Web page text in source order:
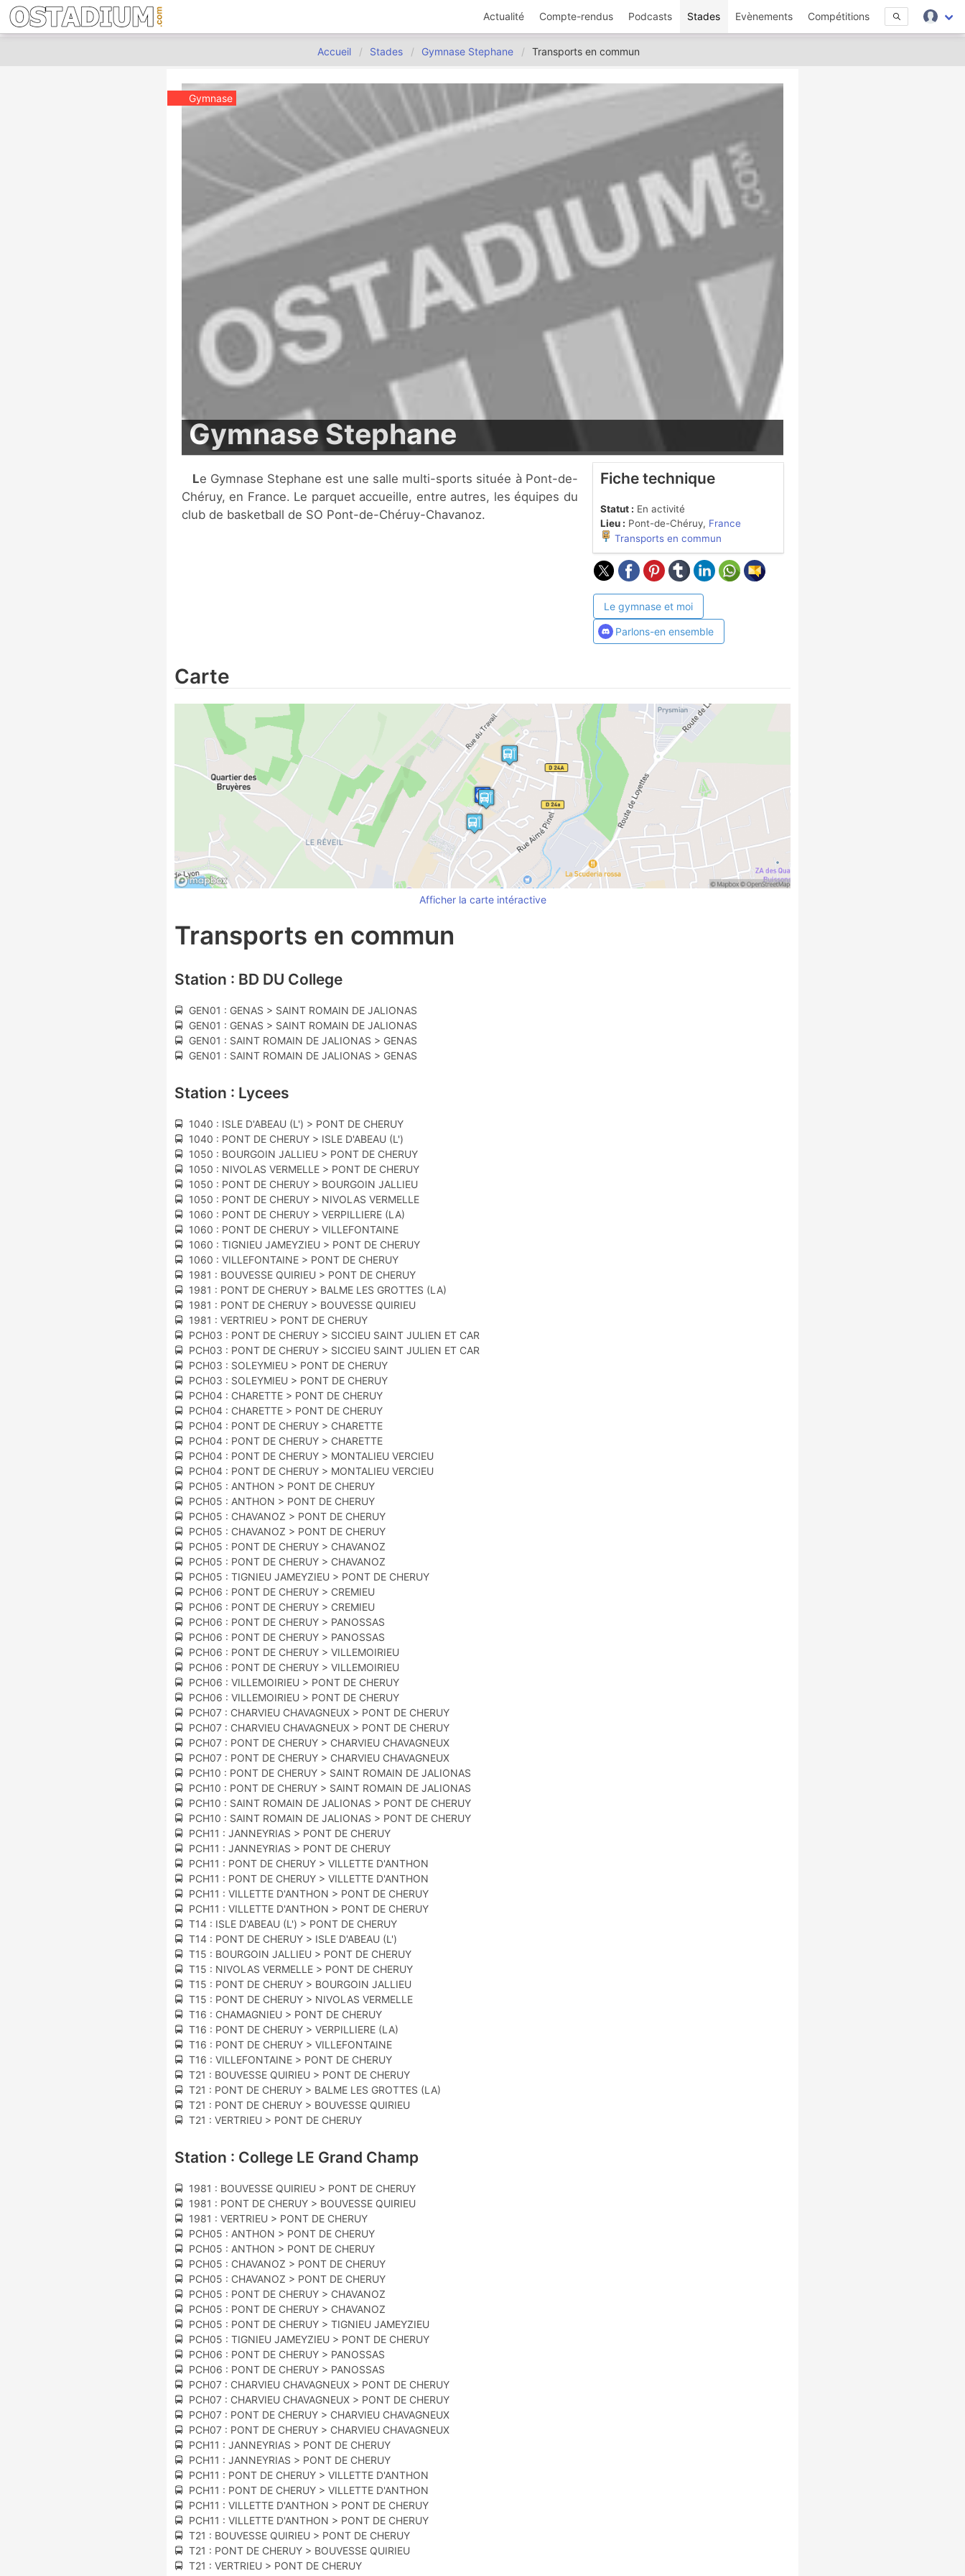
Actualité Compte-rendus Podcasts Stades Evènements Compétitions
Accueil Stades Gymnase Stephane Transports en commun
Gymnase
Gymnase Stephane
Le Gymnase Stephane est une salle multi-sports située à Pont-de-
Chéruy, en France. Le parquet accueille, entre autres, les équipes du
club de basketball de SO Pont-de-Chéruy-Chavanoz.
Fiche technique
Statut : En activité
Lieu : Pont-de-Chéruy, France
Transports en commun
Le gymnase et moi
Parlons-en ensemble
Carte
Afficher la carte intéractive
Transports en commun
Station : BD DU College
🚍 GEN01 : GENAS > SAINT ROMAIN DE JALIONAS
🚍 GEN01 : GENAS > SAINT ROMAIN DE JALIONAS
🚍 GEN01 : SAINT ROMAIN DE JALIONAS > GENAS
🚍 GEN01 : SAINT ROMAIN DE JALIONAS > GENAS
Station : Lycees
🚍 1040 : ISLE D'ABEAU (L') > PONT DE CHERUY
🚍 1040 : PONT DE CHERUY > ISLE D'ABEAU (L')
🚍 1050 : BOURGOIN JALLIEU > PONT DE CHERUY
🚍 1050 : NIVOLAS VERMELLE > PONT DE CHERUY
🚍 1050 : PONT DE CHERUY > BOURGOIN JALLIEU
🚍 1050 : PONT DE CHERUY > NIVOLAS VERMELLE
🚍 1060 : PONT DE CHERUY > VERPILLIERE (LA)
🚍 1060 : PONT DE CHERUY > VILLEFONTAINE
🚍 1060 : TIGNIEU JAMEYZIEU > PONT DE CHERUY
🚍 1060 : VILLEFONTAINE > PONT DE CHERUY
🚍 1981 : BOUVESSE QUIRIEU > PONT DE CHERUY
🚍 1981 : PONT DE CHERUY > BALME LES GROTTES (LA)
🚍 1981 : PONT DE CHERUY > BOUVESSE QUIRIEU
🚍 1981 : VERTRIEU > PONT DE CHERUY
🚍 PCH03 : PONT DE CHERUY > SICCIEU SAINT JULIEN ET CAR
🚍 PCH03 : PONT DE CHERUY > SICCIEU SAINT JULIEN ET CAR
🚍 PCH03 : SOLEYMIEU > PONT DE CHERUY
🚍 PCH03 : SOLEYMIEU > PONT DE CHERUY
🚍 PCH04 : CHARETTE > PONT DE CHERUY
🚍 PCH04 : CHARETTE > PONT DE CHERUY
🚍 PCH04 : PONT DE CHERUY > CHARETTE
🚍 PCH04 : PONT DE CHERUY > CHARETTE
🚍 PCH04 : PONT DE CHERUY > MONTALIEU VERCIEU
🚍 PCH04 : PONT DE CHERUY > MONTALIEU VERCIEU
🚍 PCH05 : ANTHON > PONT DE CHERUY
🚍 PCH05 : ANTHON > PONT DE CHERUY
🚍 PCH05 : CHAVANOZ > PONT DE CHERUY
🚍 PCH05 : CHAVANOZ > PONT DE CHERUY
🚍 PCH05 : PONT DE CHERUY > CHAVANOZ
🚍 PCH05 : PONT DE CHERUY > CHAVANOZ
🚍 PCH05 : TIGNIEU JAMEYZIEU > PONT DE CHERUY
🚍 PCH06 : PONT DE CHERUY > CREMIEU
🚍 PCH06 : PONT DE CHERUY > CREMIEU
🚍 PCH06 : PONT DE CHERUY > PANOSSAS
🚍 PCH06 : PONT DE CHERUY > PANOSSAS
🚍 PCH06 : PONT DE CHERUY > VILLEMOIRIEU
🚍 PCH06 : PONT DE CHERUY > VILLEMOIRIEU
🚍 PCH06 : VILLEMOIRIEU > PONT DE CHERUY
🚍 PCH06 : VILLEMOIRIEU > PONT DE CHERUY
🚍 PCH07 : CHARVIEU CHAVAGNEUX > PONT DE CHERUY
🚍 PCH07 : CHARVIEU CHAVAGNEUX > PONT DE CHERUY
🚍 PCH07 : PONT DE CHERUY > CHARVIEU CHAVAGNEUX
🚍 PCH07 : PONT DE CHERUY > CHARVIEU CHAVAGNEUX
🚍 PCH10 : PONT DE CHERUY > SAINT ROMAIN DE JALIONAS
🚍 PCH10 : PONT DE CHERUY > SAINT ROMAIN DE JALIONAS
🚍 PCH10 : SAINT ROMAIN DE JALIONAS > PONT DE CHERUY
🚍 PCH10 : SAINT ROMAIN DE JALIONAS > PONT DE CHERUY
🚍 PCH11 : JANNEYRIAS > PONT DE CHERUY
🚍 PCH11 : JANNEYRIAS > PONT DE CHERUY
🚍 PCH11 : PONT DE CHERUY > VILLETTE D'ANTHON
🚍 PCH11 : PONT DE CHERUY > VILLETTE D'ANTHON
🚍 PCH11 : VILLETTE D'ANTHON > PONT DE CHERUY
🚍 PCH11 : VILLETTE D'ANTHON > PONT DE CHERUY
🚍 T14 : ISLE D'ABEAU (L') > PONT DE CHERUY
🚍 T14 : PONT DE CHERUY > ISLE D'ABEAU (L')
🚍 T15 : BOURGOIN JALLIEU > PONT DE CHERUY
🚍 T15 : NIVOLAS VERMELLE > PONT DE CHERUY
🚍 T15 : PONT DE CHERUY > BOURGOIN JALLIEU
🚍 T15 : PONT DE CHERUY > NIVOLAS VERMELLE
🚍 T16 : CHAMAGNIEU > PONT DE CHERUY
🚍 T16 : PONT DE CHERUY > VERPILLIERE (LA)
🚍 T16 : PONT DE CHERUY > VILLEFONTAINE
🚍 T16 : VILLEFONTAINE > PONT DE CHERUY
🚍 T21 : BOUVESSE QUIRIEU > PONT DE CHERUY
🚍 T21 : PONT DE CHERUY > BALME LES GROTTES (LA)
🚍 T21 : PONT DE CHERUY > BOUVESSE QUIRIEU
🚍 T21 : VERTRIEU > PONT DE CHERUY
Station : College LE Grand Champ
🚍 1981 : BOUVESSE QUIRIEU > PONT DE CHERUY
🚍 1981 : PONT DE CHERUY > BOUVESSE QUIRIEU
🚍 1981 : VERTRIEU > PONT DE CHERUY
🚍 PCH05 : ANTHON > PONT DE CHERUY
🚍 PCH05 : ANTHON > PONT DE CHERUY
🚍 PCH05 : CHAVANOZ > PONT DE CHERUY
🚍 PCH05 : CHAVANOZ > PONT DE CHERUY
🚍 PCH05 : PONT DE CHERUY > CHAVANOZ
🚍 PCH05 : PONT DE CHERUY > CHAVANOZ
🚍 PCH05 : PONT DE CHERUY > TIGNIEU JAMEYZIEU
🚍 PCH05 : TIGNIEU JAMEYZIEU > PONT DE CHERUY
🚍 PCH06 : PONT DE CHERUY > PANOSSAS
🚍 PCH06 : PONT DE CHERUY > PANOSSAS
🚍 PCH07 : CHARVIEU CHAVAGNEUX > PONT DE CHERUY
🚍 PCH07 : CHARVIEU CHAVAGNEUX > PONT DE CHERUY
🚍 PCH07 : PONT DE CHERUY > CHARVIEU CHAVAGNEUX
🚍 PCH07 : PONT DE CHERUY > CHARVIEU CHAVAGNEUX
🚍 PCH11 : JANNEYRIAS > PONT DE CHERUY
🚍 PCH11 : JANNEYRIAS > PONT DE CHERUY
🚍 PCH11 : PONT DE CHERUY > VILLETTE D'ANTHON
🚍 PCH11 : PONT DE CHERUY > VILLETTE D'ANTHON
🚍 PCH11 : VILLETTE D'ANTHON > PONT DE CHERUY
🚍 PCH11 : VILLETTE D'ANTHON > PONT DE CHERUY
🚍 T21 : BOUVESSE QUIRIEU > PONT DE CHERUY
🚍 T21 : PONT DE CHERUY > BOUVESSE QUIRIEU
🚍 T21 : VERTRIEU > PONT DE CHERUY